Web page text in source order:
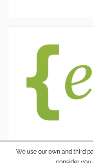
We use our own and third